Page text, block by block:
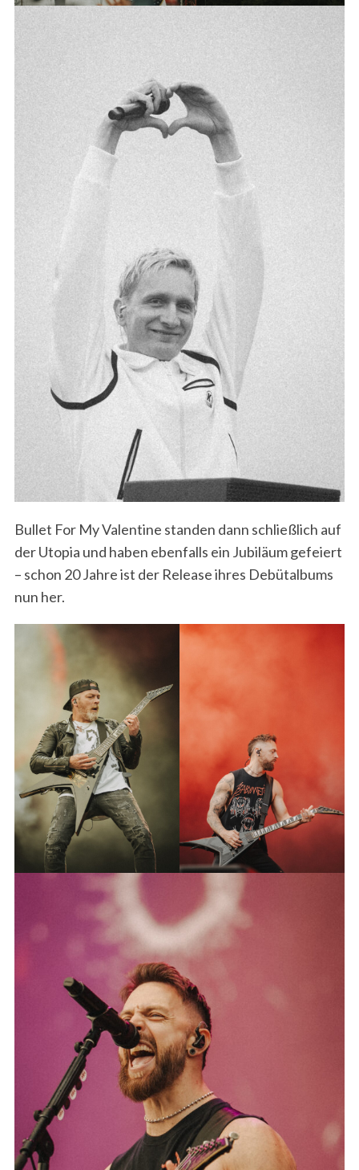
Bullet For My Valentine standen dann schließlich auf
der Utopia und haben ebenfalls ein Jubiläum gefeiert
– schon 20 Jahre ist der Release ihres Debütalbums
nun her.